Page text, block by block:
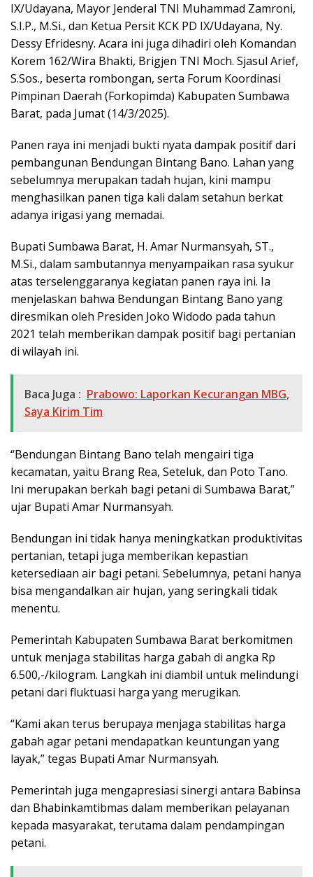
IX/Udayana, Mayor Jenderal TNI Muhammad Zamroni,
S.I.P., M.Si., dan Ketua Persit KCK PD IX/Udayana, Ny.
Dessy Efridesny. Acara ini juga dihadiri oleh Komandan
Korem 162/Wira Bhakti, Brigjen TNI Moch. Sjasul Arief,
S.Sos., beserta rombongan, serta Forum Koordinasi
Pimpinan Daerah (Forkopimda) Kabupaten Sumbawa
Barat, pada Jumat (14/3/2025).
Panen raya ini menjadi bukti nyata dampak positif dari
pembangunan Bendungan Bintang Bano. Lahan yang
sebelumnya merupakan tadah hujan, kini mampu
menghasilkan panen tiga kali dalam setahun berkat
adanya irigasi yang memadai.
Bupati Sumbawa Barat, H. Amar Nurmansyah, ST.,
M.Si., dalam sambutannya menyampaikan rasa syukur
atas terselenggaranya kegiatan panen raya ini. Ia
menjelaskan bahwa Bendungan Bintang Bano yang
diresmikan oleh Presiden Joko Widodo pada tahun
2021 telah memberikan dampak positif bagi pertanian
di wilayah ini.
Baca Juga : Prabowo: Laporkan Kecurangan MBG,
Saya Kirim Tim
“Bendungan Bintang Bano telah mengairi tiga
kecamatan, yaitu Brang Rea, Seteluk, dan Poto Tano.
Ini merupakan berkah bagi petani di Sumbawa Barat,”
ujar Bupati Amar Nurmansyah.
Bendungan ini tidak hanya meningkatkan produktivitas
pertanian, tetapi juga memberikan kepastian
ketersediaan air bagi petani. Sebelumnya, petani hanya
bisa mengandalkan air hujan, yang seringkali tidak
menentu.
Pemerintah Kabupaten Sumbawa Barat berkomitmen
untuk menjaga stabilitas harga gabah di angka Rp
6.500,-/kilogram. Langkah ini diambil untuk melindungi
petani dari fluktuasi harga yang merugikan.
“Kami akan terus berupaya menjaga stabilitas harga
gabah agar petani mendapatkan keuntungan yang
layak,” tegas Bupati Amar Nurmansyah.
Pemerintah juga mengapresiasi sinergi antara Babinsa
dan Bhabinkamtibmas dalam memberikan pelayanan
kepada masyarakat, terutama dalam pendampingan
petani.